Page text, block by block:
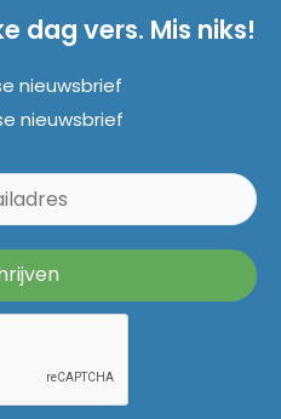
dag vers. Mis niks!
nieuwsbrief
nieuwsbrief